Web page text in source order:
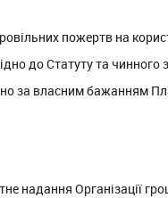
пожертв на
до Статуту та чинного
за власним бажанням
надання Організації